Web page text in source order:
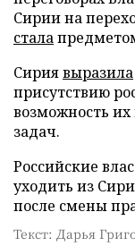
Сирии на
стала
Сириявыразила
присутствию
возможность
задач.
Российские
уходить из
после смены
Текст: Дарья